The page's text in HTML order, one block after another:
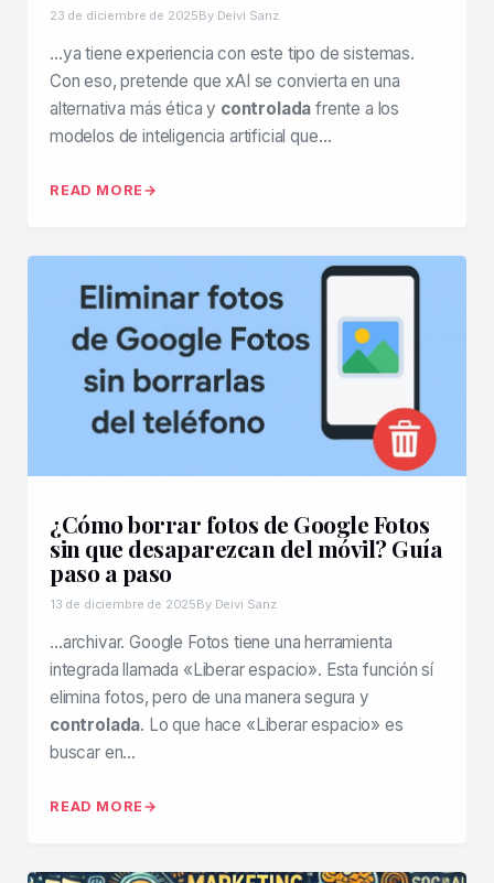
23 de diciembre de 2025By Deivi Sanz
…ya tiene experiencia con este tipo de sistemas.
Con eso, pretende que xAI se convierta en una
alternativa más ética y controlada frente a los
modelos de inteligencia artificial que…
READ MORE
¿Cómo borrar fotos de Google Fotos
sin que desaparezcan del móvil? Guía
paso a paso
13 de diciembre de 2025By Deivi Sanz
…archivar. Google Fotos tiene una herramienta
integrada llamada «Liberar espacio». Esta función sí
elimina fotos, pero de una manera segura y
controlada. Lo que hace «Liberar espacio» es
buscar en…
READ MORE